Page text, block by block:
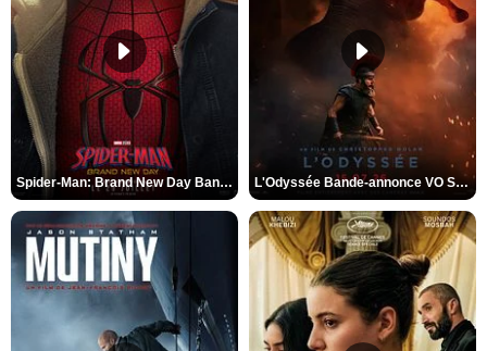
Spider-Man: Brand New Day Bande-annonce VO STFR L'Odyssée Bande-annonce VO STFR